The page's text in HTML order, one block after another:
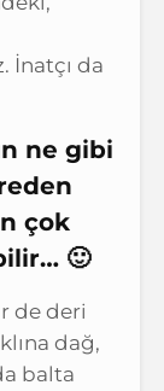
İnatçı da
ne gibi
çok
🙂
de deri
dağ,
balta